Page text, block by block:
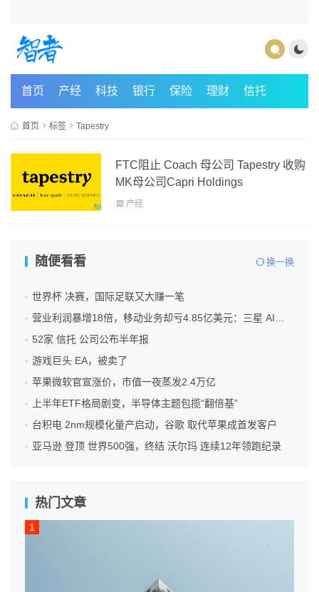
首页 产经 科技 银行 保险 理财 信托
首页 标签 Tapestry
FTC阻止 Coach 母公司 Tapestry 收购
MK母公司Capri Holdings
产经
随便看看 换一换
世界杯 决赛，国际足联又大赚一笔
营业利润暴增18倍，移动业务却亏4.85亿美元：三星 AI红利的另一面
52家 信托 公司公布半年报
游戏巨头 EA，被卖了
苹果微软官宣涨价，市值一夜蒸发2.4万亿
上半年ETF格局剧变，半导体主题包揽“翻倍基”
台积电 2nm规模化量产启动，谷歌 取代苹果成首发客户
亚马逊 登顶 世界500强，终结 沃尔玛 连续12年领跑纪录
热门文章